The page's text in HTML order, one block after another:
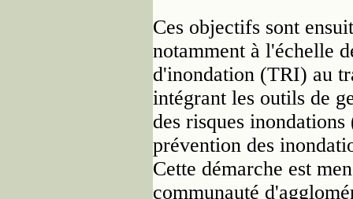
Ces objectifs sont
notamment à l'échelle
d'inondation (TRI) au
intégrant les outils de
des risques
prévention des
Cette démarche est
communauté